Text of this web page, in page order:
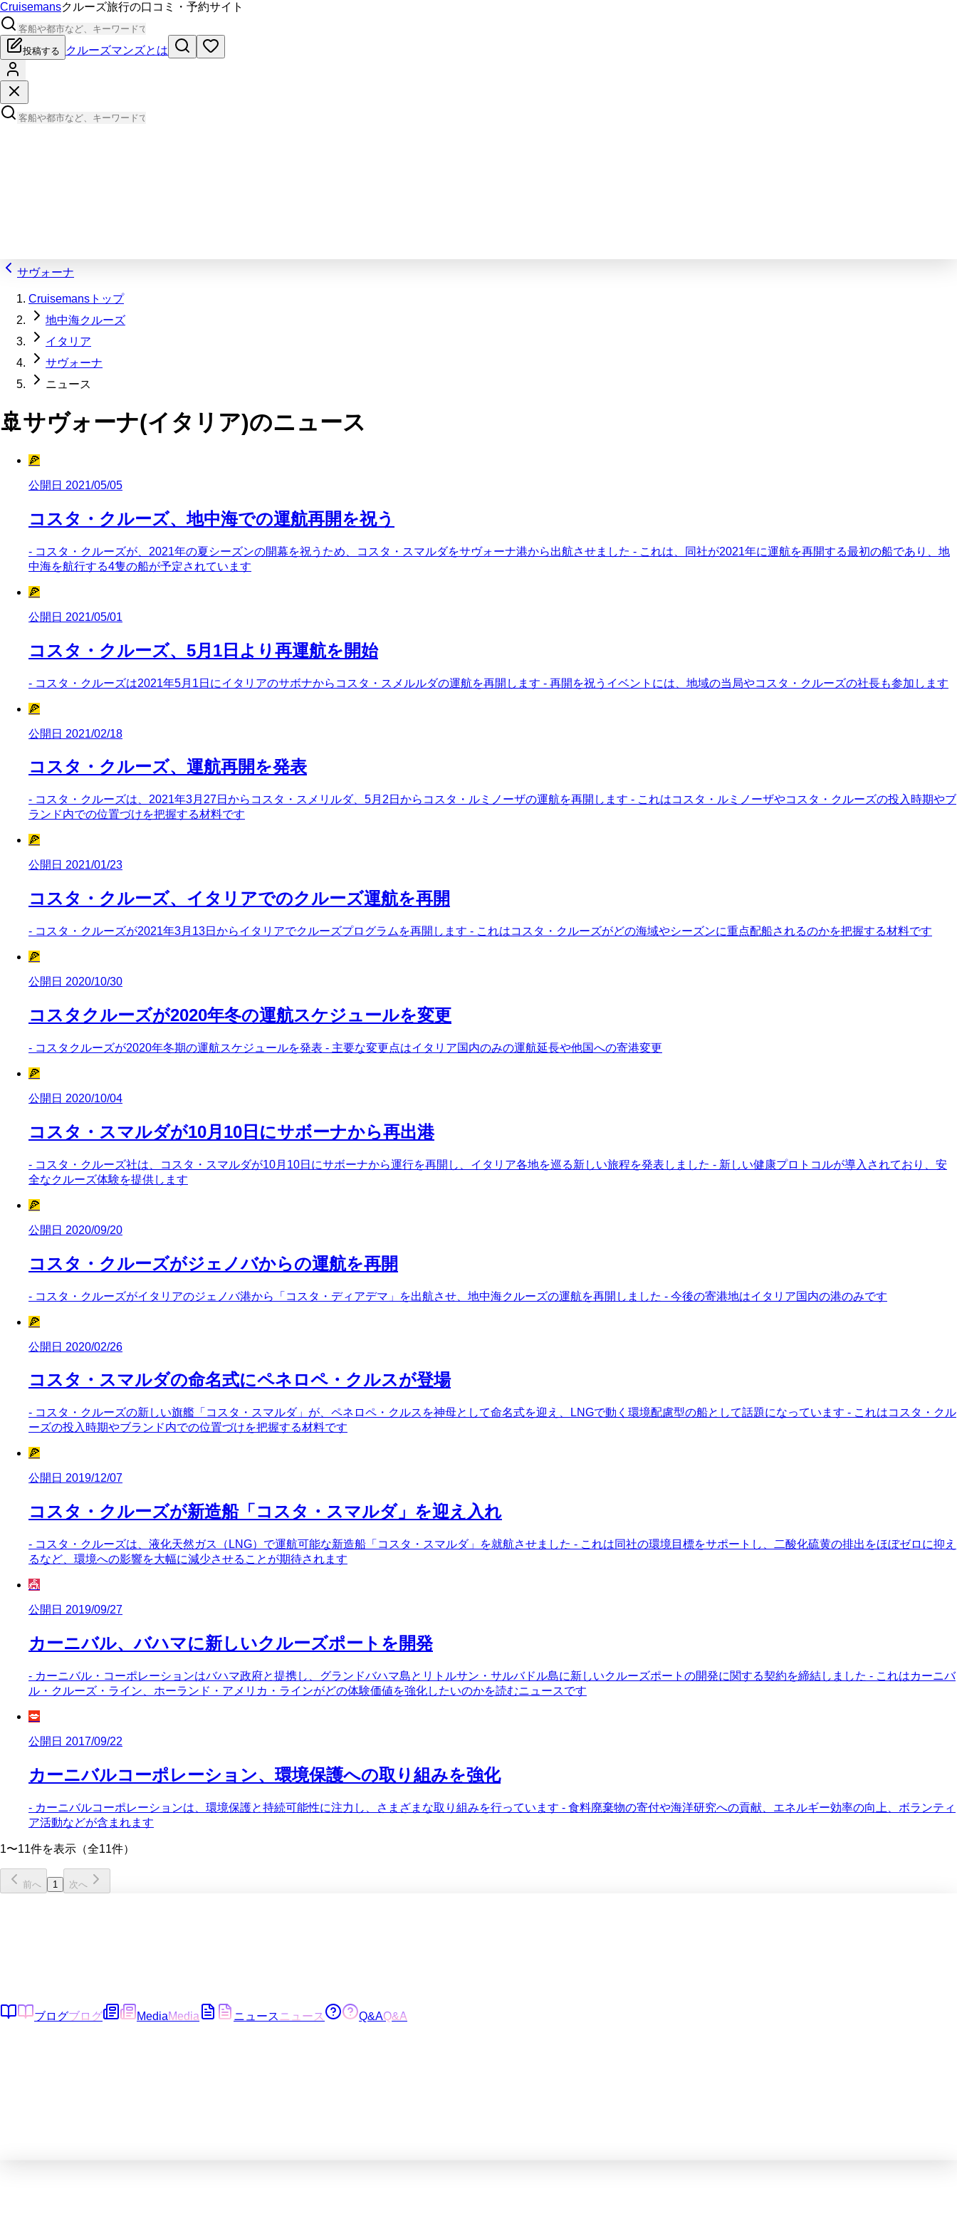
Cruisemansクルーズ旅行の口コミ・予約サイト
投稿する クルーズマンズとは
サヴォーナ
Cruisemansトップ
地中海クルーズ
イタリア
サヴォーナ
ニュース
🚢サヴォーナ(イタリア)のニュース
🍕
公開日 2021/05/05
コスタ・クルーズ、地中海での運航再開を祝う
- コスタ・クルーズが、2021年の夏シーズンの開幕を祝うため、コスタ・スマルダをサヴォーナ港から出航させました - これは、同社が2021年に運航を再開する最初の船であり、地
中海を航行する4隻の船が予定されています
🍕
公開日 2021/05/01
コスタ・クルーズ、5月1日より再運航を開始
- コスタ・クルーズは2021年5月1日にイタリアのサボナからコスタ・スメルルダの運航を再開します - 再開を祝うイベントには、地域の当局やコスタ・クルーズの社長も参加します
🍕
公開日 2021/02/18
コスタ・クルーズ、運航再開を発表
- コスタ・クルーズは、2021年3月27日からコスタ・スメリルダ、5月2日からコスタ・ルミノーザの運航を再開します - これはコスタ・ルミノーザやコスタ・クルーズの投入時期やブ
ランド内での位置づけを把握する材料です
🍕
公開日 2021/01/23
コスタ・クルーズ、イタリアでのクルーズ運航を再開
- コスタ・クルーズが2021年3月13日からイタリアでクルーズプログラムを再開します - これはコスタ・クルーズがどの海域やシーズンに重点配船されるのかを把握する材料です
🍕
公開日 2020/10/30
コスタクルーズが2020年冬の運航スケジュールを変更
- コスタクルーズが2020年冬期の運航スケジュールを発表 - 主要な変更点はイタリア国内のみの運航延長や他国への寄港変更
🍕
公開日 2020/10/04
コスタ・スマルダが10月10日にサボーナから再出港
- コスタ・クルーズ社は、コスタ・スマルダが10月10日にサボーナから運行を再開し、イタリア各地を巡る新しい旅程を発表しました - 新しい健康プロトコルが導入されており、安
全なクルーズ体験を提供します
🍕
公開日 2020/09/20
コスタ・クルーズがジェノバからの運航を再開
- コスタ・クルーズがイタリアのジェノバ港から「コスタ・ディアデマ」を出航させ、地中海クルーズの運航を再開しました - 今後の寄港地はイタリア国内の港のみです
🍕
公開日 2020/02/26
コスタ・スマルダの命名式にペネロペ・クルスが登場
- コスタ・クルーズの新しい旗艦「コスタ・スマルダ」が、ペネロペ・クルスを神母として命名式を迎え、LNGで動く環境配慮型の船として話題になっています - これはコスタ・クル
ーズの投入時期やブランド内での位置づけを把握する材料です
🍕
公開日 2019/12/07
コスタ・クルーズが新造船「コスタ・スマルダ」を迎え入れ
- コスタ・クルーズは、液化天然ガス（LNG）で運航可能な新造船「コスタ・スマルダ」を就航させました - これは同社の環境目標をサポートし、二酸化硫黄の排出をほぼゼロに抑え
るなど、環境への影響を大幅に減少させることが期待されます
🎪
公開日 2019/09/27
カーニバル、バハマに新しいクルーズポートを開発
- カーニバル・コーポレーションはバハマ政府と提携し、グランドバハマ島とリトルサン・サルバドル島に新しいクルーズポートの開発に関する契約を締結しました - これはカーニバ
ル・クルーズ・ライン、ホーランド・アメリカ・ラインがどの体験価値を強化したいのかを読むニュースです
💋
公開日 2017/09/22
カーニバルコーポレーション、環境保護への取り組みを強化
- カーニバルコーポレーションは、環境保護と持続可能性に注力し、さまざまな取り組みを行っています - 食料廃棄物の寄付や海洋研究への貢献、エネルギー効率の向上、ボランティ
ア活動などが含まれます
1〜11件を表示（全11件）
前へ 1 次へ
ブログブログ MediaMedia ニュース ニュース Q&AQ&A